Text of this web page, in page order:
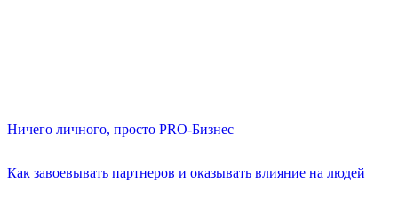
Ничего личного, просто PRO-Бизнес
Как завоевывать партнеров и оказывать влияние на людей